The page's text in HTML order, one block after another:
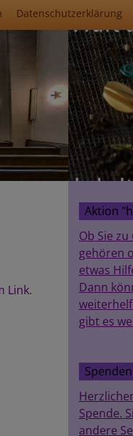
Datenschutzerklärung
Link.
Aktion
Ob Sie
gehören
etwas
Dann
gibt es
Spenden
Spende.
andere